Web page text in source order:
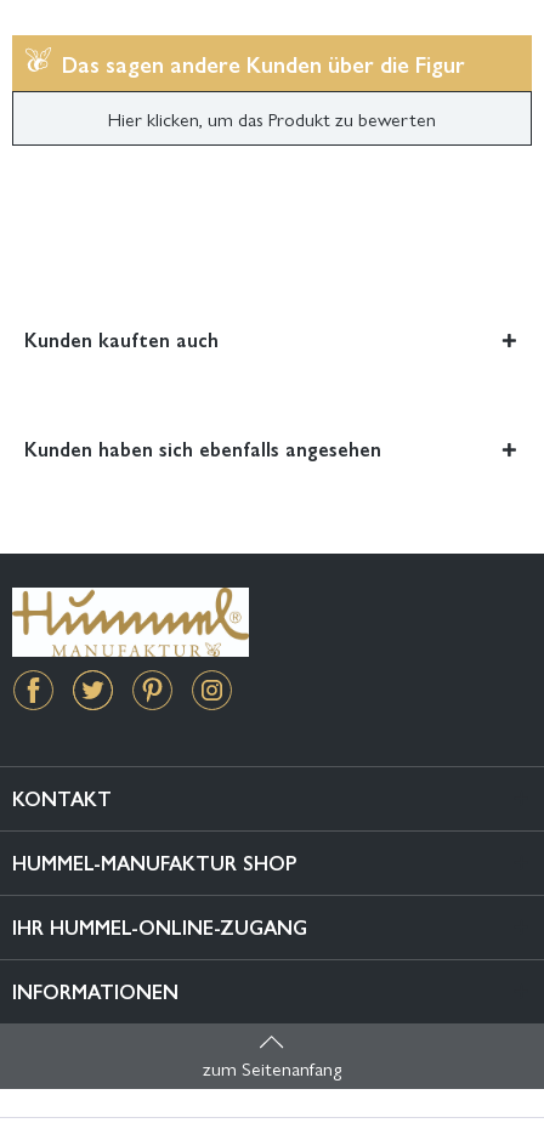
Das sagen andere Kunden über die Figur
Hier klicken, um das Produkt zu bewerten
Kunden kauften auch
Kunden haben sich ebenfalls angesehen
KONTAKT
HUMMEL-MANUFAKTUR SHOP
IHR HUMMEL-ONLINE-ZUGANG
INFORMATIONEN
zum Seitenanfang